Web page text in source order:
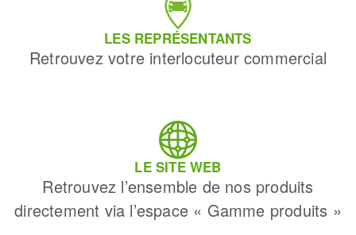
LES REPRÉSENTANTS
Retrouvez votre interlocuteur commercial
LE SITE WEB
Retrouvez l’ensemble de nos produits
directement via l’espace « Gamme produits »